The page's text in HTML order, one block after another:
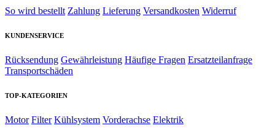
So wird bestellt Zahlung Lieferung Versandkosten Widerruf
KUNDENSERVICE
Rücksendung Gewährleistung Häufige Fragen Ersatzteilanfrage
Transportschäden
TOP-KATEGORIEN
Motor Filter Kühlsystem Vorderachse Elektrik